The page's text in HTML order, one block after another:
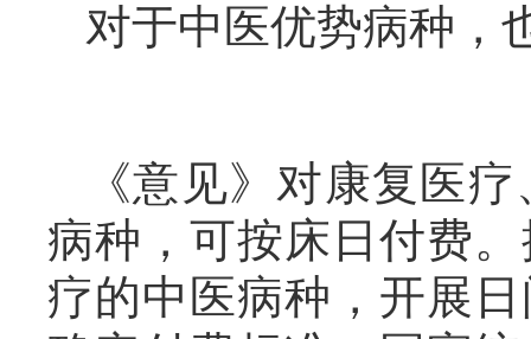
对于中医优势病种，
《意见》对康复医
病种，可按床日付费
疗的中医病种，开展